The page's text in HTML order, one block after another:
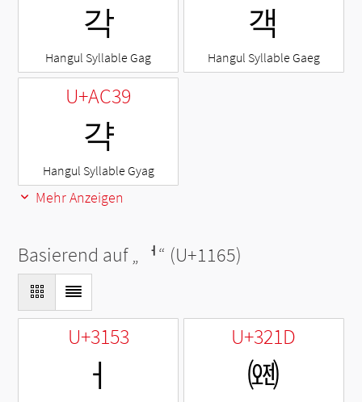
각
Hangul Syllable Gag
객
Hangul Syllable Gaeg
U+AC39
갹
Hangul Syllable Gyag
Mehr Anzeigen
Basierend auf „ ᅥ“ (U+1165)
U+3153
ㅓ
U+321D
㈝